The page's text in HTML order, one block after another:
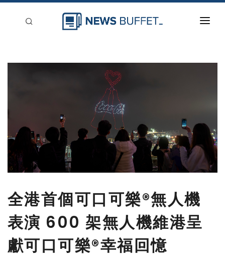
全港首個可口可樂®無人機
表演 600 架無人機維港呈
獻可口可樂®幸福回憶